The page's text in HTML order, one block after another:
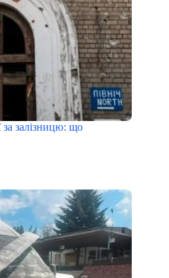
за залізницю: що